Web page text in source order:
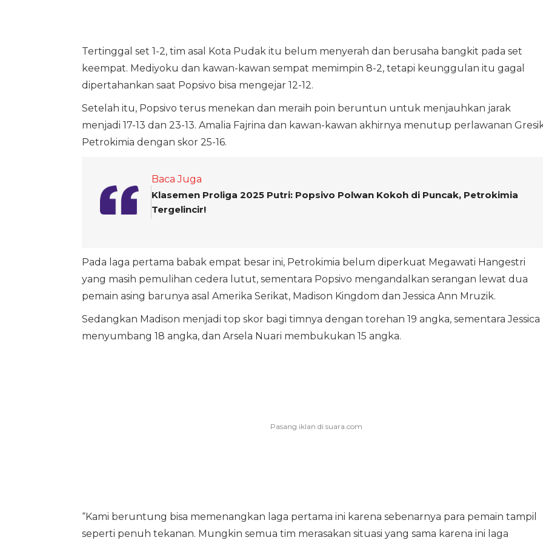
Tertinggal set 1-2, tim asal Kota Pudak itu belum menyerah dan berusaha bangkit pada set
keempat. Mediyoku dan kawan-kawan sempat memimpin 8-2, tetapi keunggulan itu gagal
dipertahankan saat Popsivo bisa mengejar 12-12.
Setelah itu, Popsivo terus menekan dan meraih poin beruntun untuk menjauhkan jarak
menjadi 17-13 dan 23-13. Amalia Fajrina dan kawan-kawan akhirnya menutup perlawanan
Petrokimia dengan skor 25-16.
Baca Juga
Klasemen Proliga 2025 Putri: Popsivo Polwan Kokoh di Puncak, Petrokimia
Tergelincir!
Pada laga pertama babak empat besar ini, Petrokimia belum diperkuat Megawati Hangestri
yang masih pemulihan cedera lutut, sementara Popsivo mengandalkan serangan lewat dua
pemain asing barunya asal Amerika Serikat, Madison Kingdom dan Jessica Ann Mruzik.
Sedangkan Madison menjadi top skor bagi timnya dengan torehan 19 angka, sementara Jessica
menyumbang 18 angka, dan Arsela Nuari membukukan 15 angka.
“Kami beruntung bisa memenangkan laga pertama ini karena sebenarnya para pemain tampil
seperti penuh tekanan. Mungkin semua tim merasakan situasi yang sama karena ini laga